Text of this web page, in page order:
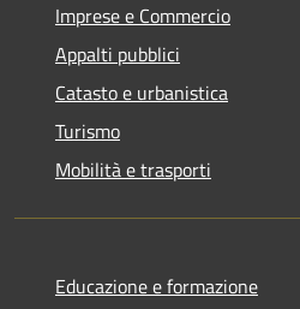
Imprese e Commercio
Appalti pubblici
Catasto e urbanistica
Turismo
Mobilità e trasporti
Educazione e formazione